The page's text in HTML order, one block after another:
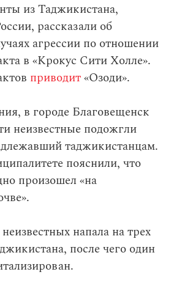
из Таджикистана,
рассказали об
агрессии по отношении
в «Крокус Сити Холле».
приводит«Озоди».
в городе Благовещенск
неизвестные подожгли
таджикистанцам.
пояснили, что
произошел «на
напала на трех
после чего один